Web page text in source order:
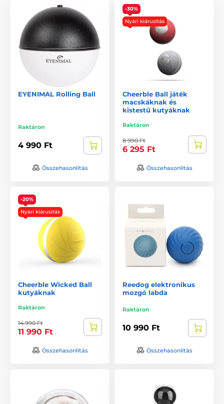
EYENIMAL Rolling Ball
Raktáron
4 990 Ft
Összehasonlítás
-30%
Nyári kiárusítás
Cheerble Ball játék
macskáknak és
kistestű kutyáknak
Raktáron
8 990 Ft
6 295 Ft
Összehasonlítás
-20%
Nyári kiárusítás
Cheerble Wicked Ball
kutyáknak
Raktáron
14 990 Ft
11 990 Ft
Összehasonlítás
Reedog elektronikus
mozgó labda
Raktáron
10 990 Ft
Összehasonlítás